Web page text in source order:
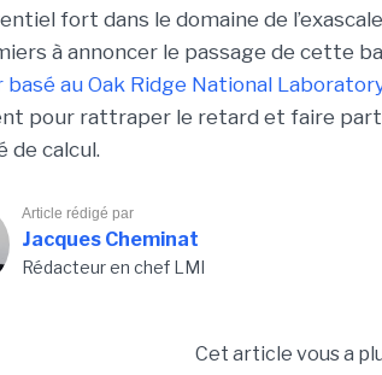
fort dans le domaine de
à annoncer le passage de cette
basé au Oak Ridge National
pour rattraper le retard et faire
de calcul.
Article rédigé par
Jacques Cheminat
Rédacteur en chef LMI
Cet article vous a